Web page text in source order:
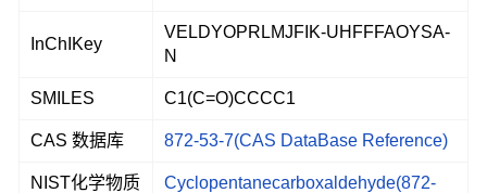
InChIKey
VELDYOPRLMJFIK-UHFFFAOYSA-
N
SMILES C1(C=O)CCCC1
CAS 数据库 872-53-7(CAS DataBase Reference)
NIST化学物质
Cyclopentanecarboxaldehyde(872-